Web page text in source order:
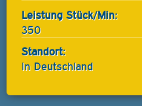
Leistung Stück/Min:
350
Standort:
In Deutschland